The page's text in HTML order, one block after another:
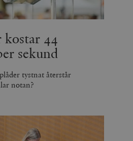
kostar 44
sekund
tystnat återstår
notan?